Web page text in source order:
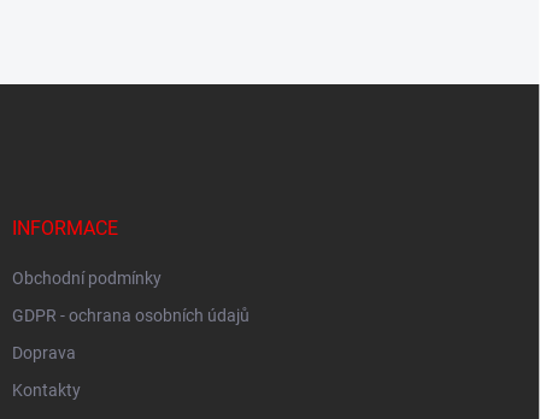
INFORMACE
Obchodní podmínky
GDPR - ochrana osobních údajů
Doprava
Kontakty